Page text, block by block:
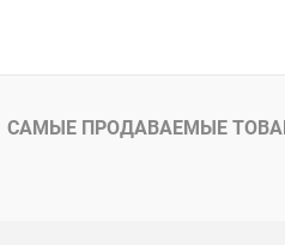
САМЫЕ ПРОДАВАЕМЫЕ